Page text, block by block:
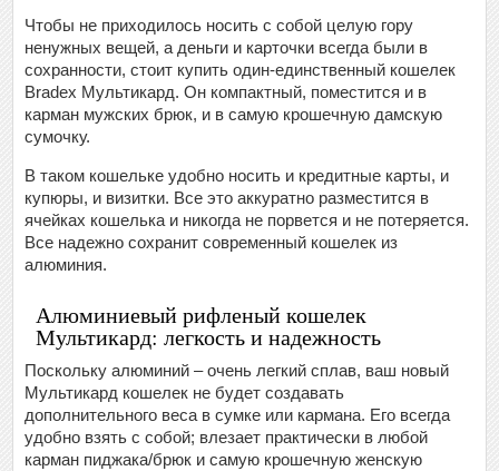
Чтобы не приходилось носить с собой целую гору
ненужных вещей, а деньги и карточки всегда были в
сохранности, стоит купить один-единственный кошелек
Bradex Мультикард. Он компактный, поместится и в
карман мужских брюк, и в самую крошечную дамскую
сумочку.
В таком кошельке удобно носить и кредитные карты, и
купюры, и визитки. Все это аккуратно разместится в
ячейках кошелька и никогда не порвется и не потеряется.
Все надежно сохранит современный кошелек из
алюминия.
Алюминиевый рифленый кошелек
Мультикард: легкость и надежность
Поскольку алюминий – очень легкий сплав, ваш новый
Мультикард кошелек не будет создавать
дополнительного веса в сумке или кармана. Его всегда
удобно взять с собой; влезает практически в любой
карман пиджака/брюк и самую крошечную женскую